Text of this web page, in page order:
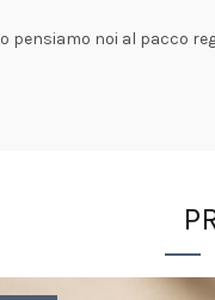
noi al pacco